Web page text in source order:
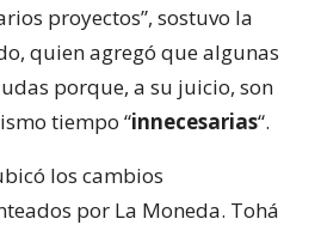
proyectos”, sostuvo la
quien agregó que algunas
porque, a su juicio, son
tiempo “innecesarias“.
los cambios
por La Moneda. Tohá